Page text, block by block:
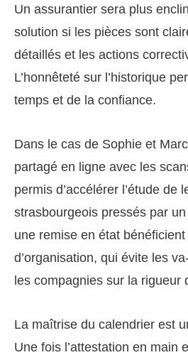
Un assurantier sera plus
solution si les pièces sont
détaillés et les actions
L’honnêteté sur l’historique
temps et de la confiance.
Dans le cas de Sophie et
partagé en ligne avec les
permis d’accélérer l’étude de
strasbourgeois pressés par
une remise en état
d’organisation, qui évite les
les compagnies sur la rigueur
La maîtrise du calendrier est
Une fois l’attestation en main